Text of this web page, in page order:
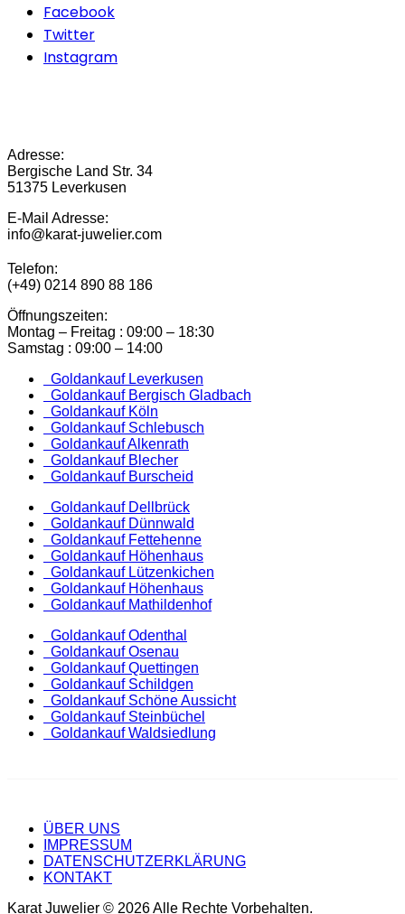
Facebook
Twitter
Instagram
Adresse:
Bergische Land Str. 34
51375 Leverkusen
E-Mail Adresse:
info@karat-juwelier.com
Telefon:
(+49) 0214 890 88 186
Öffnungszeiten:
Montag – Freitag : 09:00 – 18:30
Samstag : 09:00 – 14:00
Goldankauf Leverkusen
Goldankauf Bergisch Gladbach
Goldankauf Köln
Goldankauf Schlebusch
Goldankauf Alkenrath
Goldankauf Blecher
Goldankauf Burscheid
Goldankauf Dellbrück
Goldankauf Dünnwald
Goldankauf Fettehenne
Goldankauf Höhenhaus
Goldankauf Lützenkichen
Goldankauf Höhenhaus
Goldankauf Mathildenhof
Goldankauf Odenthal
Goldankauf Osenau
Goldankauf Quettingen
Goldankauf Schildgen
Goldankauf Schöne Aussicht
Goldankauf Steinbüchel
Goldankauf Waldsiedlung
ÜBER UNS
IMPRESSUM
DATENSCHUTZERKLÄRUNG
KONTAKT
Karat Juwelier © 2026 Alle Rechte Vorbehalten.